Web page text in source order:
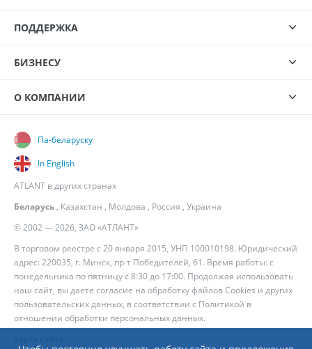
ПОДДЕРЖКА
БИЗНЕСУ
О КОМПАНИИ
© 2002 — 2026, ЗАО «АТЛАНТ»
В торговом реестре с 20 января 2015, УНП 100010198. Юридический
адрес: 220035, г. Минск, пр-т Победителей, 61. Время работы: с
понедельника по пятницу с 8:30 до 17:00. Продолжая использовать
наш сайт, вы даете согласие на обработку файлов Cookies и других
пользовательских данных, в соответствии с Политикой в
отношении обработки персональных данных.
Па-беларуску
In English
ATLANT в других странах
Беларусь , Казахстан , Молдова , Россия , Украина